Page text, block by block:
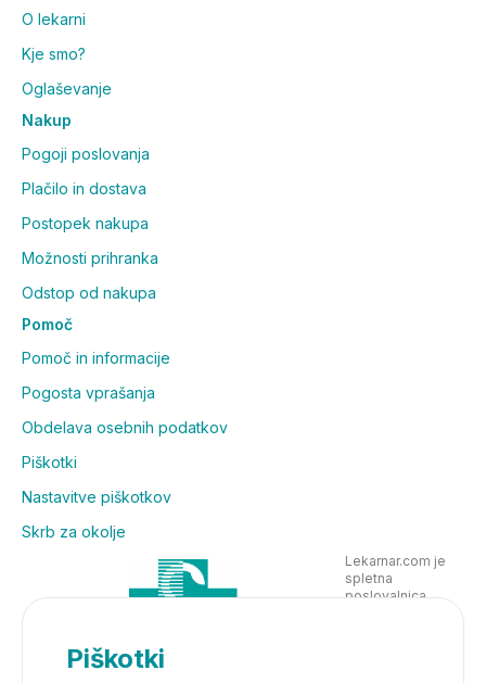
O lekarni
Kje smo?
Oglaševanje
Nakup
Pogoji poslovanja
Plačilo in dostava
Postopek nakupa
Možnosti prihranka
Odstop od nakupa
Pomoč
Pomoč in informacije
Pogosta vprašanja
Obdelava osebnih podatkov
Piškotki
Nastavitve piškotkov
Skrb za okolje
Lekarnar.com je
spletna
poslovalnica
Piškotki